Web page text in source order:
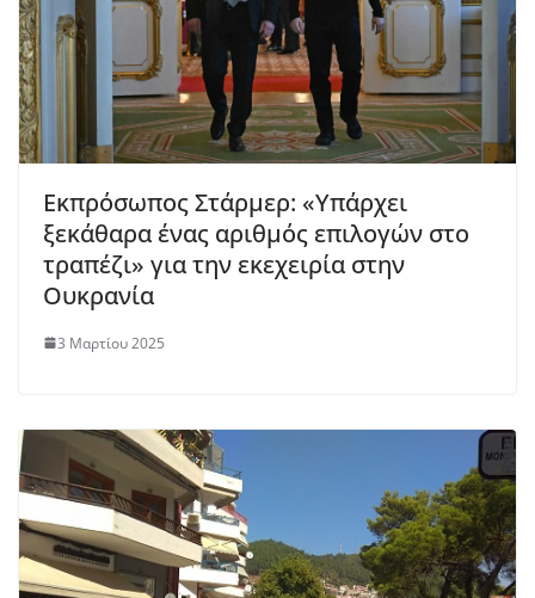
Εκπρόσωπος Στάρμερ: «Υπάρχει
ξεκάθαρα ένας αριθμός επιλογών στο
τραπέζι» για την εκεχειρία στην
Ουκρανία
3 Μαρτίου 2025